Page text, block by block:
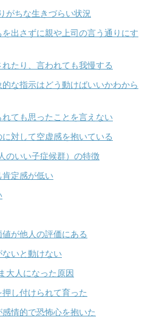
がちな生きづらい状況
を出さずに親や上司の言う通りにす
たり、言われても我慢する
な指示はどう動けばいいかわから
ても思ったことを言えない
に対して空虚感を抱いている
のいい子症候群）の特徴
肯定感が低い
値が他人の評価にある
いと動けない
大人になった原因
し付けられて育った
情的で恐怖心を抱いた